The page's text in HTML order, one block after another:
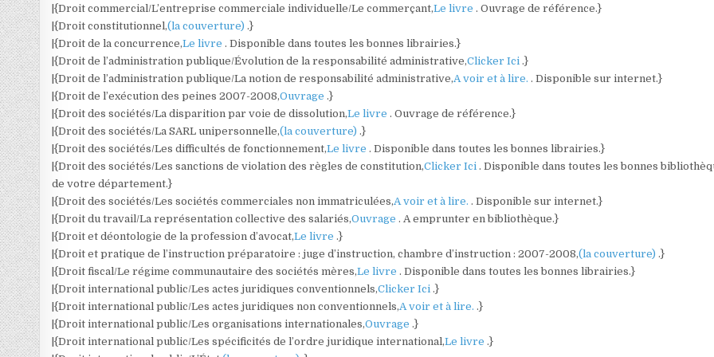
|{Droit commercial/L’entreprise commerciale individuelle/Le commerçant,Le livre. Ouvrage de référence.}
|{Droit constitutionnel,(la couverture).}
|{Droit de la concurrence,Le livre. Disponible dans toutes les bonnes librairies.}
|{Droit de l’administration publique/Évolution de la responsabilité administrative,Clicker Ici.}
|{Droit de l’administration publique/La notion de responsabilité administrative,A voir et à lire.. Disponible sur internet.}
|{Droit de l’exécution des peines 2007-2008,Ouvrage.}
|{Droit des sociétés/La disparition par voie de dissolution,Le livre. Ouvrage de référence.}
|{Droit des sociétés/La SARL unipersonnelle,(la couverture).}
|{Droit des sociétés/Les difficultés de fonctionnement,Le livre. Disponible dans toutes les bonnes librairies.}
|{Droit des sociétés/Les sanctions de violation des règles de constitution,Clicker Ici. Disponible dans toutes les bonnes
de votre département.}
|{Droit des sociétés/Les sociétés commerciales non immatriculées,A voir et à lire.. Disponible sur internet.}
|{Droit du travail/La représentation collective des salariés,Ouvrage. A emprunter en bibliothèque.}
|{Droit et déontologie de la profession d’avocat,Le livre.}
|{Droit et pratique de l’instruction préparatoire : juge d’instruction, chambre d’instruction : 2007-2008,(la couverture).}
|{Droit fiscal/Le régime communautaire des sociétés mères,Le livre. Disponible dans toutes les bonnes librairies.}
|{Droit international public/Les actes juridiques conventionnels,Clicker Ici.}
|{Droit international public/Les actes juridiques non conventionnels,A voir et à lire..}
|{Droit international public/Les organisations internationales,Ouvrage.}
|{Droit international public/Les spécificités de l’ordre juridique international,Le livre.}